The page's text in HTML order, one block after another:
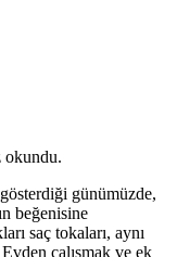
okundu.
günümüzde,
beğenisine
saç tokaları, aynı
Evden çalışmak ve ek